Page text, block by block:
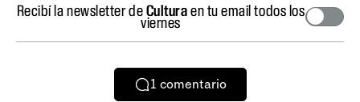
Recibí la newsletter deCulturaen tu email todos los
viernes
1 comentario